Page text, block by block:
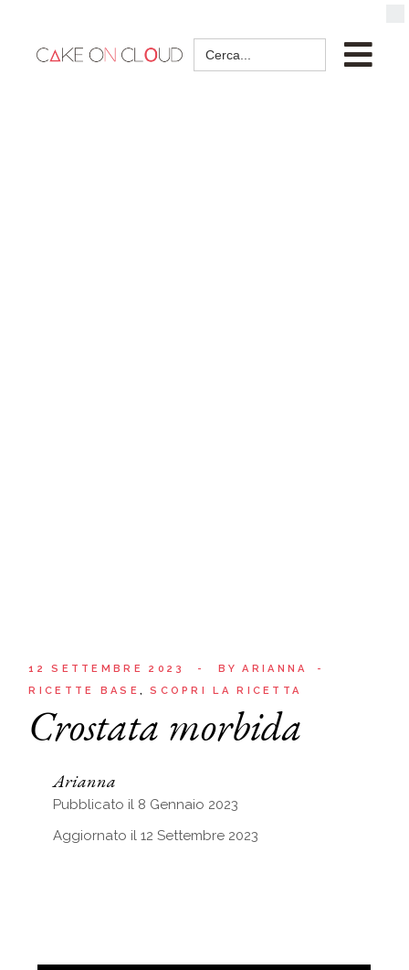
Search
for:
12 SETTEMBRE 2023 BY
ARIANNA
RICETTE BASE
SCOPRI LA RICETTA
Crostata morbida
Arianna
Pubblicato il 8 Gennaio 2023
Aggiornato il 12 Settembre 2023